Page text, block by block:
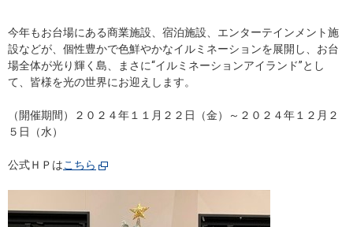
今年もお台場にある商業施設、宿泊施設、エンターテインメント施
設などが、個性豊かで色鮮やかなイルミネーションを展開し、お台
場全体が光り輝く島、まさに“イルミネーションアイランド”とし
て、皆様を光の世界にお迎えします。
（開催期間）２０２４年１１月２２日（金）～２０２４年１２月２
５日（水）
公式ＨＰはこちら